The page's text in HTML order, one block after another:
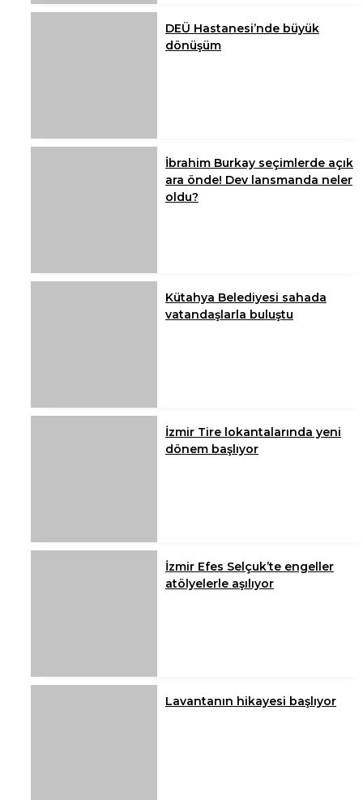
DEÜ Hastanesi’nde büyük
dönüşüm
İbrahim Burkay seçimlerde açık
ara önde! Dev lansmanda neler
oldu?
Kütahya Belediyesi sahada
vatandaşlarla buluştu
İzmir Tire lokantalarında yeni
dönem başlıyor
İzmir Efes Selçuk’te engeller
atölyelerle aşılıyor
Lavantanın hikayesi başlıyor